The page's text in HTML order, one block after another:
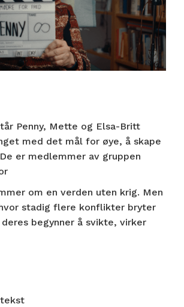
Penny, Mette og Elsa-Britt
med det mål for øye, å skape
er medlemmer av gruppen
om en verden uten krig. Men
stadig flere konflikter bryter
begynner å svikte, virker